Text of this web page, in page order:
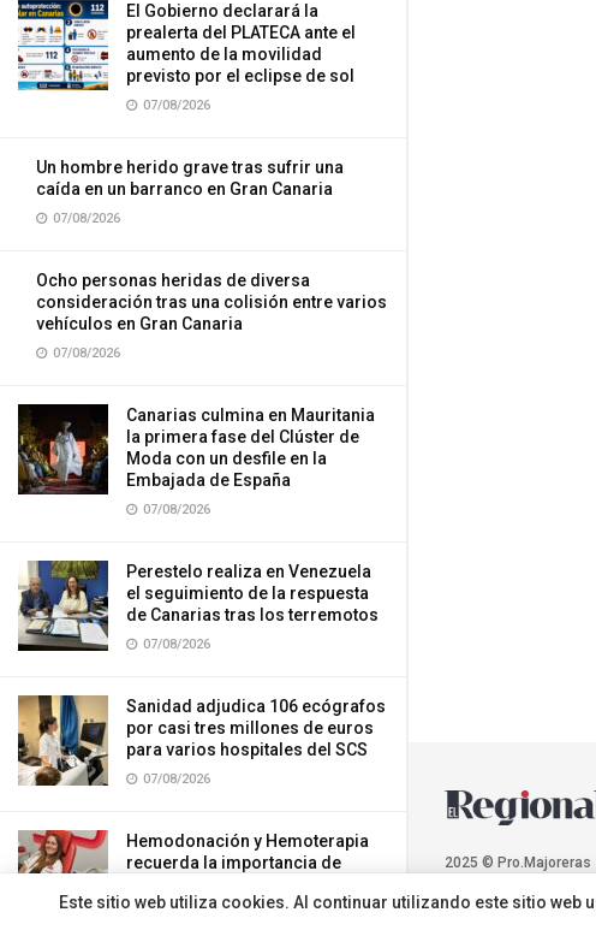
El Gobierno declarará la
prealerta del PLATECA ante el
aumento de la movilidad
previsto por el eclipse de sol
07/08/2026
Un hombre herido grave tras sufrir una
caída en un barranco en Gran Canaria
07/08/2026
Ocho personas heridas de diversa
consideración tras una colisión entre varios
vehículos en Gran Canaria
07/08/2026
Canarias culmina en Mauritania
la primera fase del Clúster de
Moda con un desfile en la
Embajada de España
07/08/2026
Perestelo realiza en Venezuela
el seguimiento de la respuesta
de Canarias tras los terremotos
07/08/2026
Sanidad adjudica 106 ecógrafos
por casi tres millones de euros
para varios hospitales del SCS
07/08/2026
Hemodonación y Hemoterapia
recuerda la importancia de
07/08/2026
2025 © Pro.Majoreras
Este sitio web utiliza cookies. Al continuar utilizando este sitio